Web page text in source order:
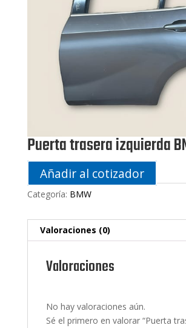
Puerta trasera izquierda
Añadir al cotizador
Categoría: BMW
Valoraciones (0)
Valoraciones
No hay valoraciones aún.
Sé el primero en valorar “Puerta